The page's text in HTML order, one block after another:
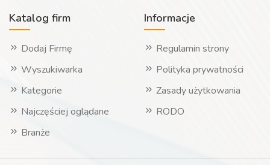
Katalog firm
Dodaj Firmę
Wyszukiwarka
Kategorie
Najczęściej oglądane
Branże
Informacje
Regulamin strony
Polityka prywatności
Zasady użytkowania
RODO